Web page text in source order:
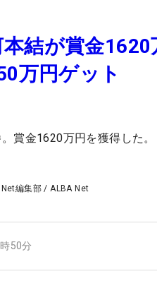
結が賞金
万円ゲット
賞金1620万円を獲得した。
編集部 /ALBA Net
50分